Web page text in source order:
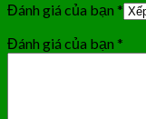
Đánh giá của bạn *
Đánh giá của bạn *